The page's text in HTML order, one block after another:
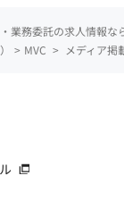
業務委託の求人情報な
> MVC > メディア掲